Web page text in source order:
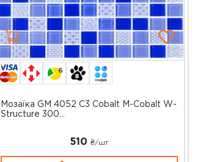
6
Мозаїка GM 4052 C3 Cobalt M-Cobalt W-
Structure 300...
510 ₴/шт